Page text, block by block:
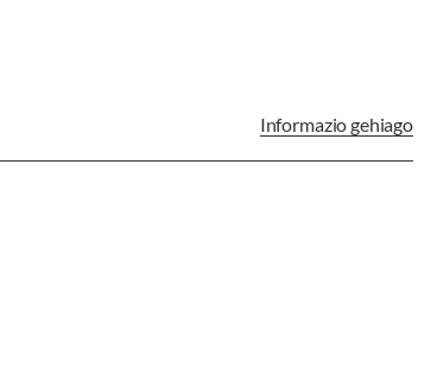
Informazio gehiago